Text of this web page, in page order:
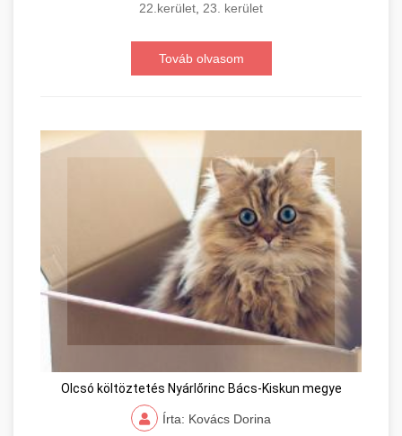
22.kerület, 23. kerület
Továb olvasom
Olcsó költöztetés Nyárlőrinc Bács-Kiskun megye
Írta: Kovács Dorina